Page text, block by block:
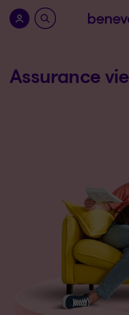
province.Confirmer
Assurance vie